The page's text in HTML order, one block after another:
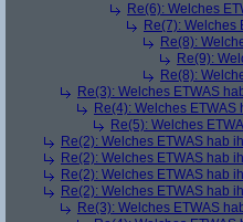
Re(6): Welches
Re(7): Welches
Re(8):
Re(9):
Re(8):
Re(3): Welches ETWAS
Re(4): Welches ETWAS
Re(5): Welches
Re(2): Welches ETWAS hab
Re(2): Welches ETWAS hab
Re(2): Welches ETWAS hab
Re(2): Welches ETWAS hab
Re(3): Welches ETWAS